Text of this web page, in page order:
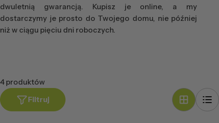
dwuletnią gwarancją. Kupisz je online, a my
dostarczymy je prosto do Twojego domu, nie później
niż w ciągu pięciu dni roboczych.
4 produktów
Filtruj